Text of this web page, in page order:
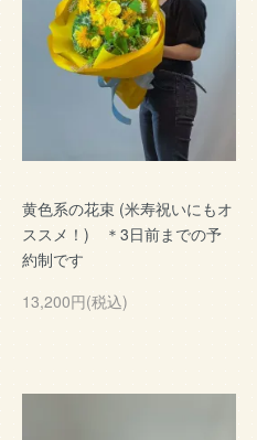
黄色系の花束 (米寿祝いにもオ
ススメ！) ＊3日前までの予
約制です
13,200円(税込)